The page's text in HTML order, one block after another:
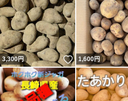
3,300円 いいね！
1,600円